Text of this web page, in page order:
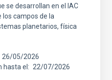
se desarrollan en el IAC
los campos de la
planetarios, física
26/05/2026
hasta el
22/07/2026